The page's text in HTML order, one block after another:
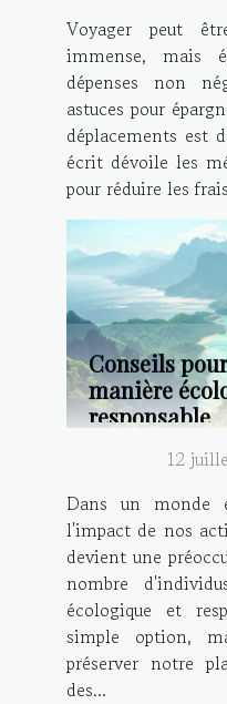
Voyager peut
immense, mais
dépenses non
astuces pour
déplacements est
écrit dévoile les
pour réduire les
Conseils
manière
responsable
12
Dans un monde
l'impact de nos
devient une
nombre
écologique et
simple option,
préserver notre
des...